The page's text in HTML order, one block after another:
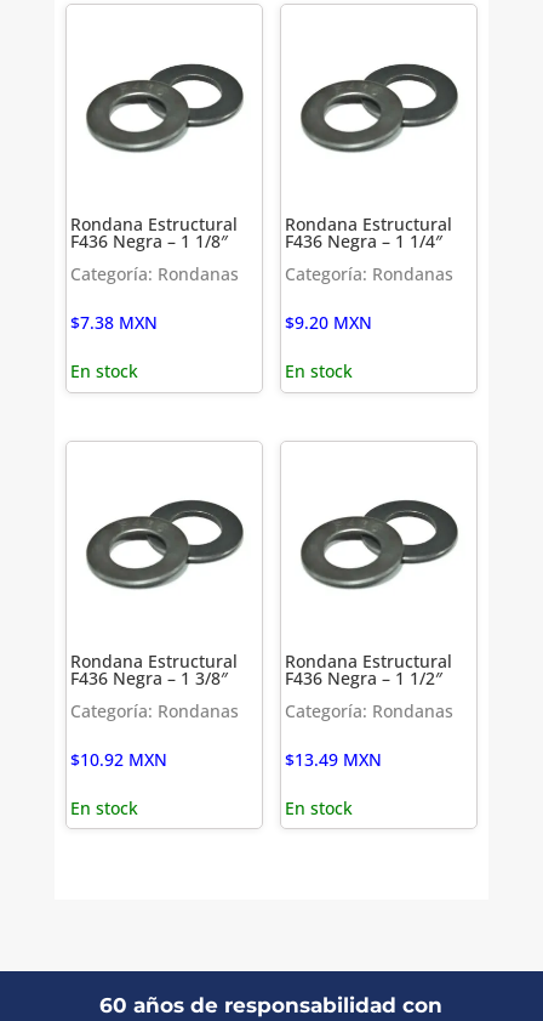
Rondana Estructural
F436 Negra – 1 1/8″
Categoría: Rondanas
$7.38 MXN
En stock
Rondana Estructural
F436 Negra – 1 1/4″
Categoría: Rondanas
$9.20 MXN
En stock
Rondana Estructural
F436 Negra – 1 3/8″
Categoría: Rondanas
$10.92 MXN
En stock
Rondana Estructural
F436 Negra – 1 1/2″
Categoría: Rondanas
$13.49 MXN
En stock
60 años de responsabilidad con